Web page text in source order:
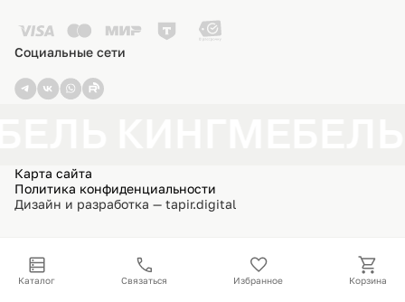
Социальные сети
Карта сайта
Политика конфиденциальности
Дизайн и разработка — tapir.digital
Каталог Связаться Избранное Корзина